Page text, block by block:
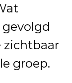
zichtbaar
groep.